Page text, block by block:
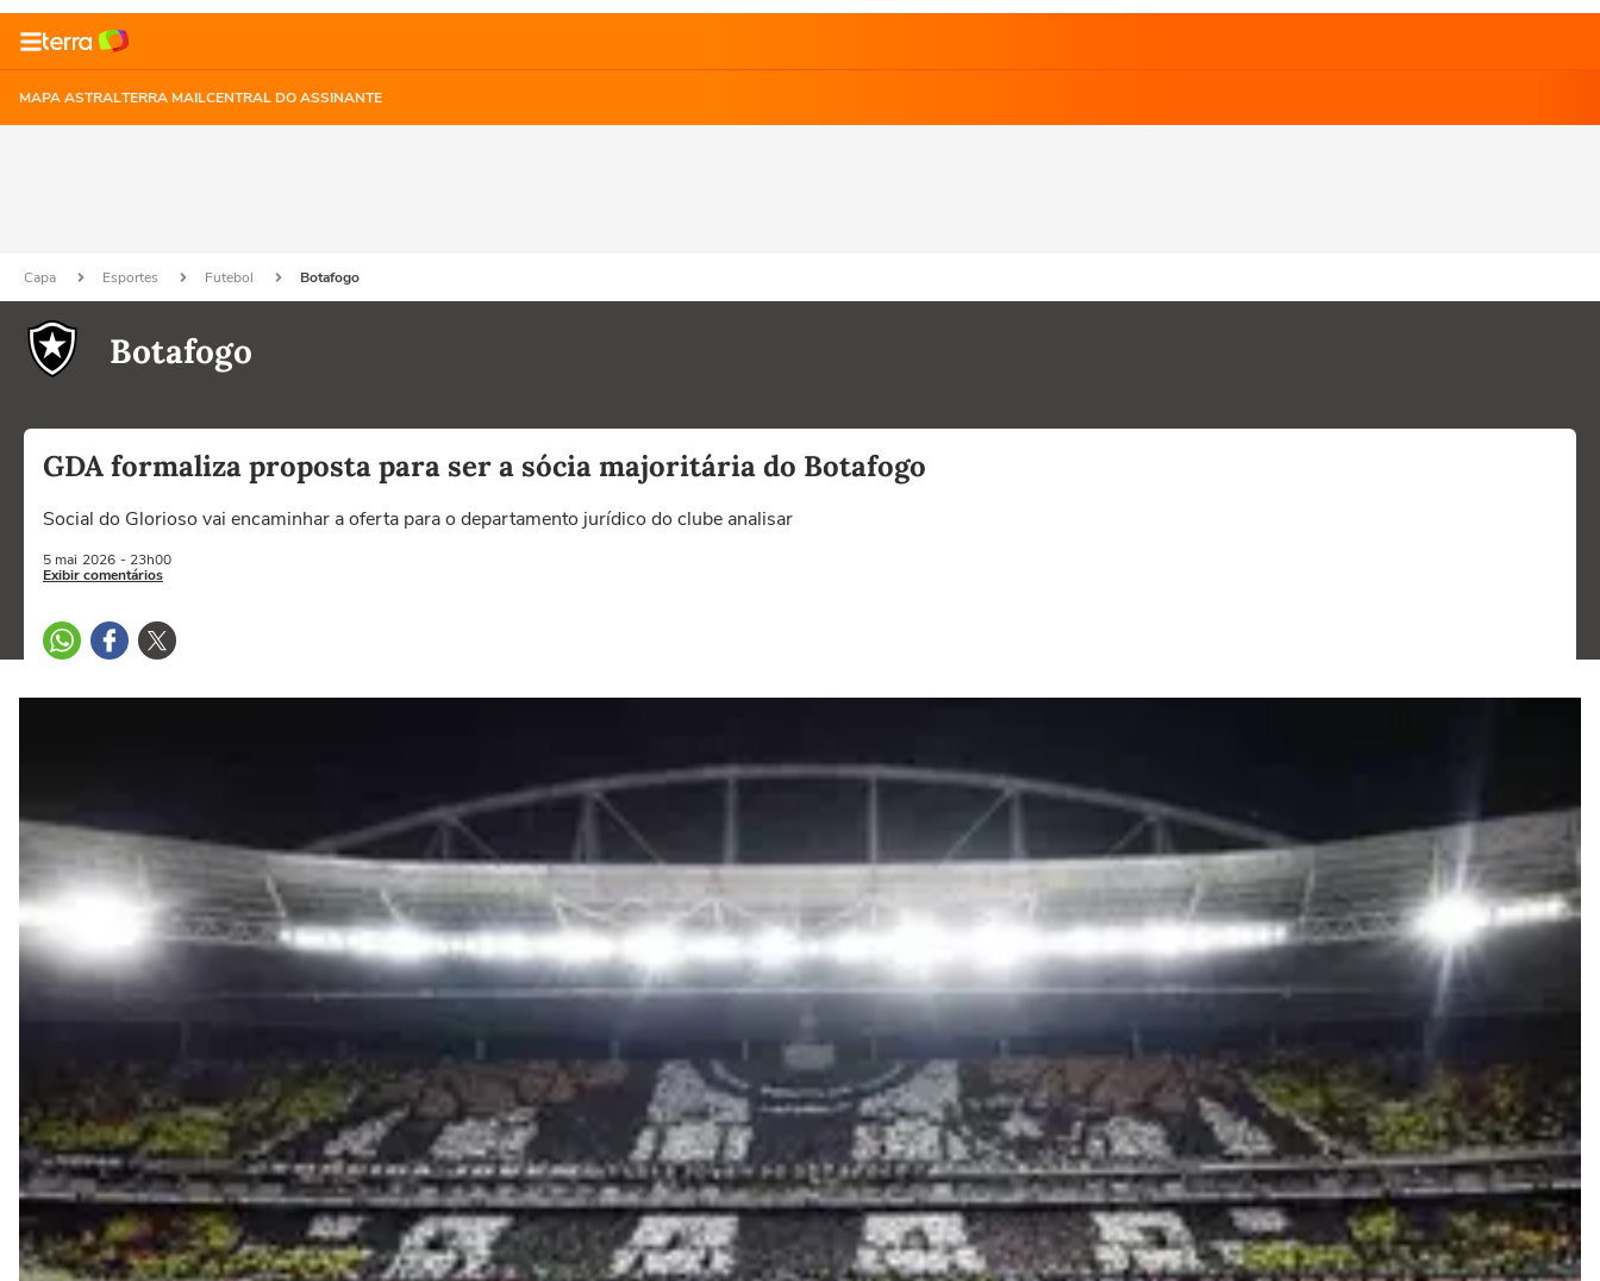
MAPA ASTRALTERRA MAILCENTRAL DO ASSINANTE
Capa Esportes Futebol Botafogo
Botafogo
GDA formaliza proposta para ser a sócia majoritária do Botafogo
Social do Glorioso vai encaminhar a oferta para o departamento jurídico do clube analisar
5 mai 2026 - 23h00
Exibir comentários